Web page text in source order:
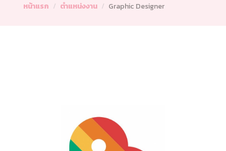
หน้าแรก ตำแหน่งงาน Graphic Designer